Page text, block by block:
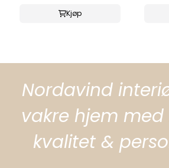
Kjøp
Nordavind
vakre hjem
kvalitet &